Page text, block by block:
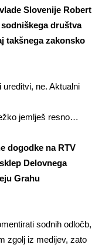
Slovenije Robert
društva
takšnega zakonsko
ne. Aktualni
jemlješ resno…
dogodke na RTV
Delovnega
Grahu
sodnih odločb,
zgolj iz medijev, zato